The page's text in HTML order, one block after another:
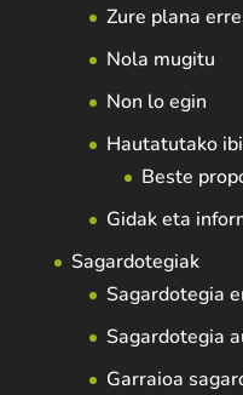
Zure plana
Nola mugitu
Non lo egin
Hautatutako
Beste
Gidak eta
Sagardotegiak
Sagardotegia
Sagardotegia
Garraioa